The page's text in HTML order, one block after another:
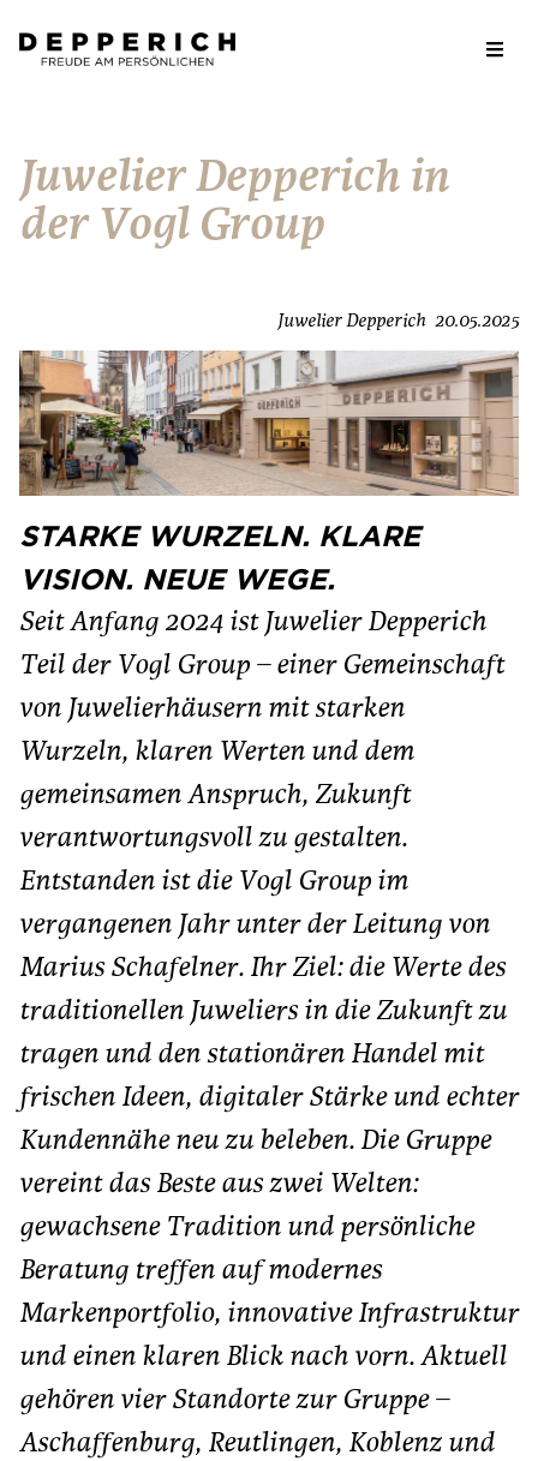
Juwelier Depperich in
der Vogl Group
Juwelier Depperich 20.05.2025
STARKE WURZELN. KLARE
VISION. NEUE WEGE.
Seit Anfang 2024 ist Juwelier Depperich
Teil der Vogl Group – einer Gemeinschaft
von Juwelierhäusern mit starken
Wurzeln, klaren Werten und dem
gemeinsamen Anspruch, Zukunft
verantwortungsvoll zu gestalten.
Entstanden ist die Vogl Group im
vergangenen Jahr unter der Leitung von
Marius Schafelner. Ihr Ziel: die Werte des
traditionellen Juweliers in die Zukunft zu
tragen und den stationären Handel mit
frischen Ideen, digitaler Stärke und echter
Kundennähe neu zu beleben. Die Gruppe
vereint das Beste aus zwei Welten:
gewachsene Tradition und persönliche
Beratung treffen auf modernes
Markenportfolio, innovative Infrastruktur
und einen klaren Blick nach vorn. Aktuell
gehören vier Standorte zur Gruppe –
Aschaffenburg, Reutlingen, Koblenz und